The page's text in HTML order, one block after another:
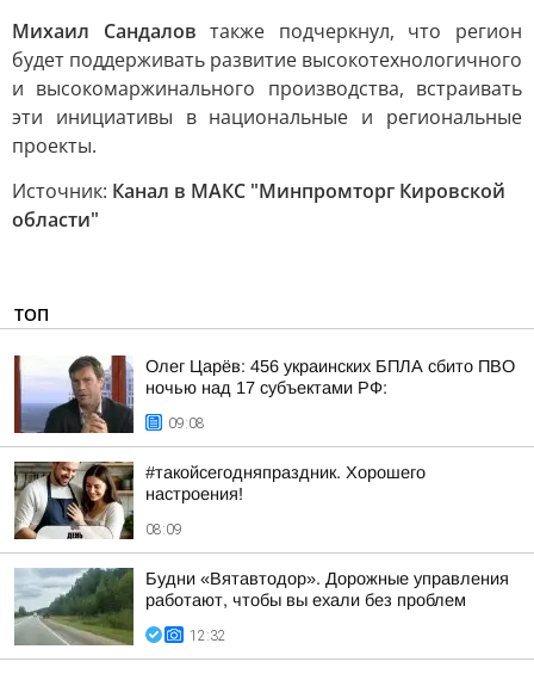
Михаил Сандалов также подчеркнул, что регион
будет поддерживать развитие высокотехнологичного
и высокомаржинального производства, встраивать
эти инициативы в национальные и региональные
проекты.
Источник: Канал в МАКС "Минпромторг Кировской
области"
ТОП
Олег Царёв: 456 украинских БПЛА сбито ПВО
ночью над 17 субъектами РФ:
09:08
#такойсегодняпраздник. Хорошего
настроения!
08:09
Будни «Вятавтодор». Дорожные управления
работают, чтобы вы ехали без проблем
12:32